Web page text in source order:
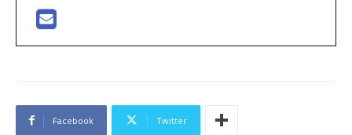
Facebook Twitter